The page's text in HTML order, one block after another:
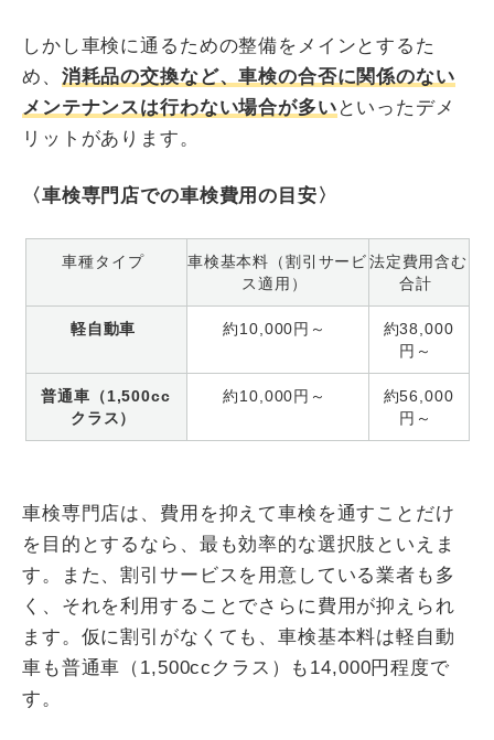
しかし車検に通るための整備をメインとするた
め、 消耗品の交換など、車検の合否に関係のない
メンテナンスは行わない場合が多い といったデメ
リットがあります。
〈車検専門店での車検費用の目安〉
車種タイプ
車検基本料（割引サービ
ス適用）
法定費用含む
合計
軽自動車 約10,000円～
約38,000
円～
普通車（1,500cc
クラス）
約10,000円～
約56,000
円～
車検専門店は、費用を抑えて車検を通すことだけ
を目的とするなら、最も効率的な選択肢といえま
す。また、割引サービスを用意している業者も多
く、それを利用することでさらに費用が抑えられ
ます。仮に割引がなくても、車検基本料は軽自動
車も普通車（1,500ccクラス）も14,000円程度で
す。